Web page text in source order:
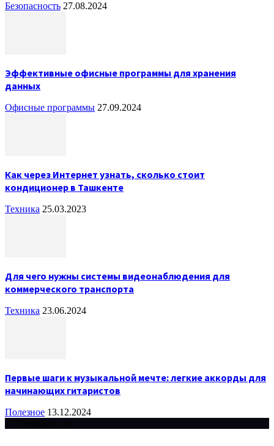
Безопасность 27.08.2024
Эффективные офисные программы для хранения
данных
Офисные программы 27.09.2024
Как через Интернет узнать, сколько стоит
кондиционер в Ташкенте
Техника 25.03.2023
Для чего нужны системы видеонаблюдения для
коммерческого транспорта
Техника 23.06.2024
Первые шаги к музыкальной мечте: легкие аккорды для
начинающих гитаристов
Полезное 13.12.2024